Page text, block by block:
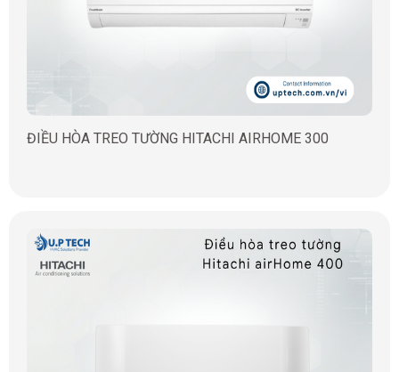
ĐIỀU HÒA TREO TƯỜNG HITACHI AIRHOME 300